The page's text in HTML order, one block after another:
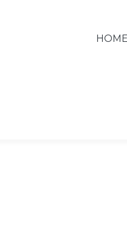
HOME